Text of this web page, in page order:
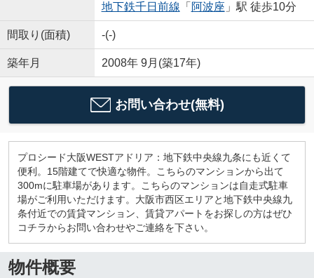
地下鉄千日前線 「 阿波座 」駅 徒歩10分
間取り(面積) -(-)
築年月 2008年 9月(築17年)
お問い合わせ(無料)
プロシード大阪WESTアドリア：地下鉄中央線九条にも近くて
便利。15階建てで快適な物件。こちらのマンションから出て
300mに駐車場があります。こちらのマンションは自走式駐車
場がご利用いただけます。大阪市西区エリアと地下鉄中央線九
条付近での賃貸マンション、賃貸アパートをお探しの方はぜひ
コチラからお問い合わせやご連絡を下さい。
物件概要